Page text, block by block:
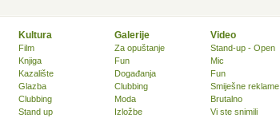
Kultura
Film
Knjiga
Kazalište
Glazba
Clubbing
Stand up
Galerije
Za opuštanje
Fun
Događanja
Clubbing
Moda
Izložbe
Video
Stand-up - Open
Mic
Fun
Smiješne reklame
Brutalno
Vi ste snimili